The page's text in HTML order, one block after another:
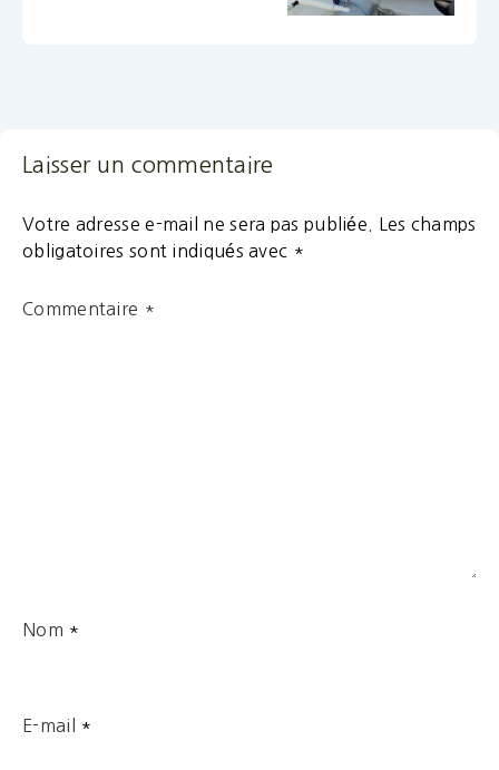
Laisser un commentaire
Votre adresse e-mail ne sera pas publiée.
Les champs
obligatoires sont indiqués avec *
Commentaire *
Nom *
E-mail *